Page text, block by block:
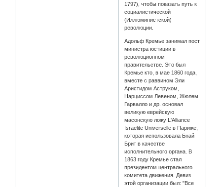
1797), чтобы показать путь к
социалистической
(Иллюминистской)
революции.
Адольф Кремье занимал пост
министра юстиции в
революционном
правительстве. Это был
Кремье кто, в мае 1860 года,
вместе с раввином Эли
Аристидом Аструком,
Нарциссом Левеном, Жюлем
Гарвалло и др. основал
великую еврейскую
масонскую ложу L'Alliance
Israelite Universelle в Париже,
которая использовала Бнай
Брит в качестве
исполнительного органа. В
1863 году Кремье стал
президентом центрального
комитета движения. Девиз
этой организации был: "Все